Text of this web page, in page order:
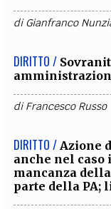
diGianfranco
DIRITTO /
diFrancesco Russo
DIRITTO / Azione
anche nel
mancanza
parte della PA;